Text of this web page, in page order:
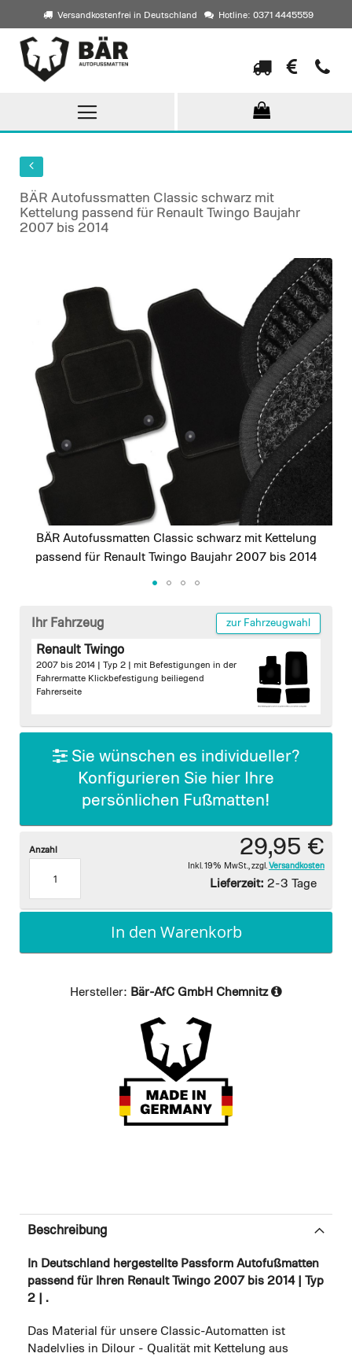
Versandkostenfrei in Deutschland Hotline: 0371 4445559
Direkt
zum
Inhalt
BÄR Autofussmatten Classic schwarz mit
Kettelung passend für Renault Twingo Baujahr
2007 bis 2014
images
gallery
BÄR Autofussmatten Classic schwarz mit Kettelung
passend für Renault Twingo Baujahr 2007 bis 2014
beginning
gallery
Ihr Fahrzeug zur Fahrzeugwahl
Renault Twingo
2007 bis 2014 | Typ 2 | mit Befestigungen in der
Fahrermatte Klickbefestigung beiliegend
Fahrerseite
Sie wünschen es individueller?
Konfigurieren Sie hier Ihre
persönlichen Fußmatten!
29,95 €
Inkl. 19% MwSt. zzgl. Versandkosten
Lieferzeit: 2-3 Tage
Anzahl
In den Warenkorb
Hersteller: Bär-AfC GmbH Chemnitz
Beschreibung
In Deutschland hergestellte Passform Autofußmatten
passend für Ihren Renault Twingo 2007 bis 2014 | Typ
2 | .
Das Material für unsere Classic-Automatten ist
Nadelvlies in Dilour - Qualität mit Kettelung aus